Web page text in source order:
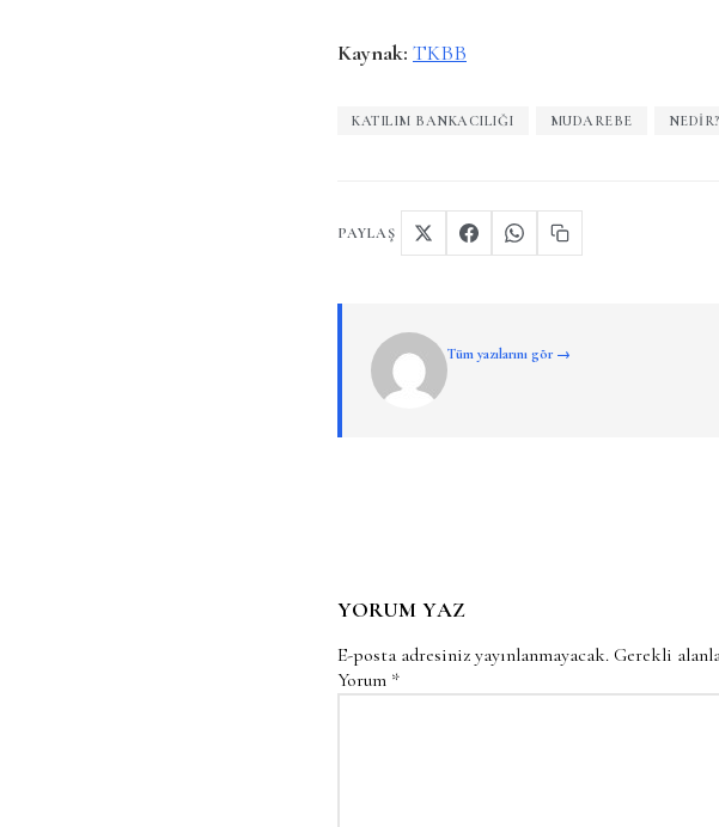
Kaynak: TKBB
KATILIM BANKACILIĞI MUDAREBE
PAYLAŞ
Tüm yazılarını gör →
YORUM YAZ
E-posta adresiniz yayınlanmayacak. Gerekli
Yorum *